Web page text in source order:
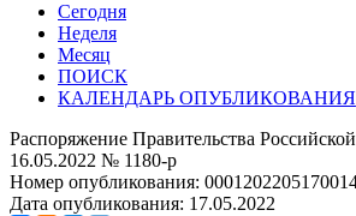
Сегодня
Неделя
Месяц
ПОИСК
КАЛЕНДАРЬ ОПУБЛИКОВАНИЯ
Распоряжение Правительства
16.05.2022 № 1180-р
Номер опубликования:
Дата опубликования: 17.05.2022